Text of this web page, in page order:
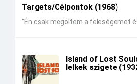
Targets/Célpontok (1968)
"Én csak megöltem a feleségemet
Island of Lost
lelkek szigete